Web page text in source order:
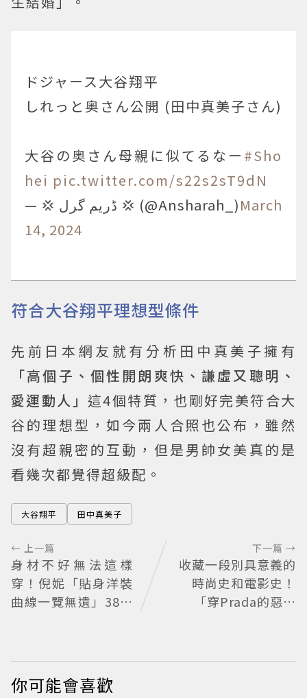
ドジャース大谷翔平
しれっと奥さん公開 (田中真美子さん)
大谷の奥さん母親に似てるなー #Sho
hei pic.twitter.com/s22s2sT9dN
— 💢 ڈریم گرل 💢 (@Ansharah_)March
14, 2024
符合大谷翔平理想型條件
先前日本網友就有分析田中真美子擁有
「高個子、個性開朗爽快、謙虛又聰明、
愛運動人」 這4個特質，也剛好完美符合大
谷的理想型，如今兩人合照也公布，雖然
沒有超親密的互動，但是男帥女美真的是
看幾次都覺得超級配。
大谷翔平 田中真美子
← 上一篇
身材不好無法這樣
穿！倪妮「貼身洋裝
曲線一覽無遺」38歲
下一篇 →
收藏一段別具意義的
時尚史和電影史！
「穿Prada的惡魔
你可能會喜歡